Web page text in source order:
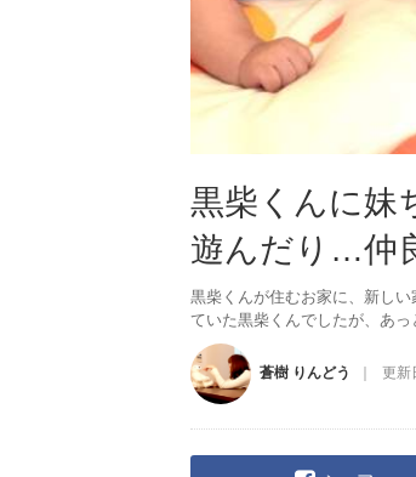
黒柴くんに妹
遊んだり…仲
黒柴くんが住むお家に、新し
ていた黒柴くんでしたが、あ
蒼樹 りんどう 更新